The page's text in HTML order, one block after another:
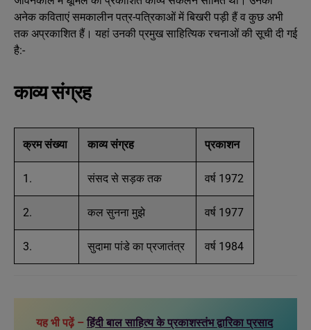
अनेक कविताएं समकालीन पत्र-पत्रिकाओं में बिखरी पड़ी हैं व कुछ अभी
तक अप्रकाशित हैं। यहां उनकी प्रमुख साहित्यिक रचनाओं की सूची दी गई
है:-
काव्य संग्रह
क्रम संख्या काव्य संग्रह प्रकाशन
1. संसद से सड़क तक वर्ष 1972
2. कल सुनना मुझे वर्ष 1977
3. सुदामा पांडे का प्रजातंत्र वर्ष 1984
यह भी पढ़ें – हिंदी बाल साहित्य के प्रकाशस्तंभ द्वारिका प्रसाद